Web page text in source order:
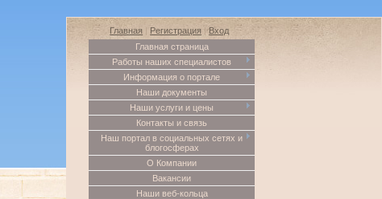
Главная Регистрация |Вход
Главная страница
Работы наших специалистов
Информация о портале
Наши документы
Наши услуги и цены
Контакты и связь
Наш портал в социальных сетях и
блогосферах
О Компании
Вакансии
Наши веб-кольца